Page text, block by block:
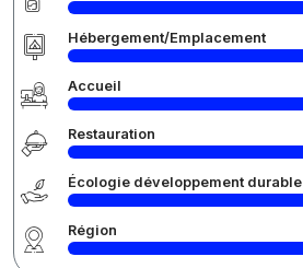
Hébergement/Emplacement
Accueil
Restauration
Écologie développement durable
Région